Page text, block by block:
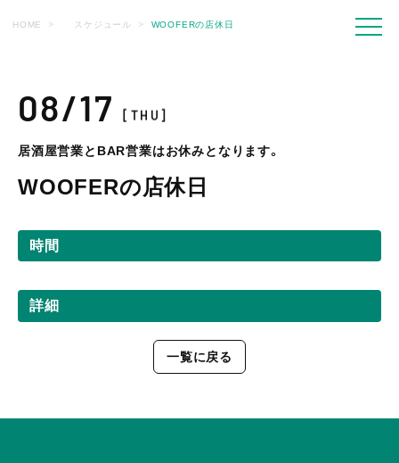
HOME スケジュール WOOFERの店休日
08/17[THU]
居酒屋営業とBAR営業はお休みとなります。
WOOFERの店休日
時間
詳細
一覧に戻る